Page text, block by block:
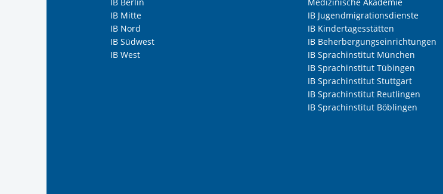
IB Mitte
IB Nord
IB Südwest
IB West
IB Jugendmigrationsdienste
IB Kindertagesstätten
IB Beherbergungseinrichtungen
IB Sprachinstitut München
IB Sprachinstitut Tübingen
IB Sprachinstitut Stuttgart
IB Sprachinstitut Reutlingen
IB Sprachinstitut Böblingen